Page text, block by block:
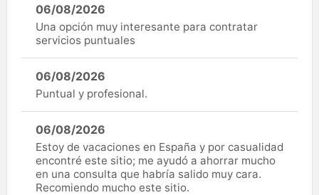
06/08/2026
Una opción muy interesante para contratar
servicios puntuales
06/08/2026
Puntual y profesional.
06/08/2026
Estoy de vacaciones en España y por casualidad
encontré este sitio; me ayudó a ahorrar mucho
en una consulta que habría salido muy cara.
Recomiendo mucho este sitio.